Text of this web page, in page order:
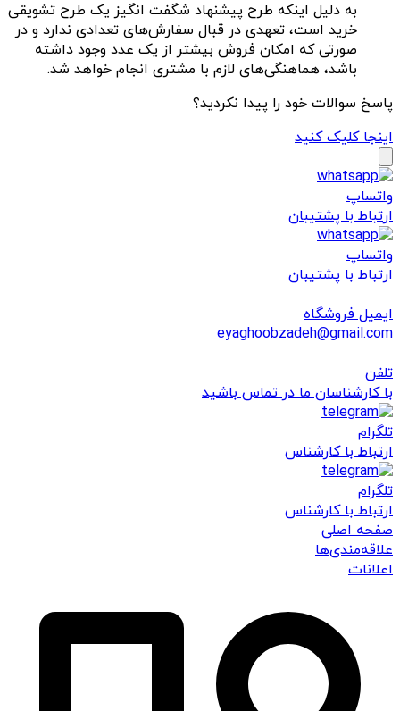
به دلیل اینکه طرح پیشنهاد شگفت انگیز یک طرح تشویقی
خرید است، تعهدی در قبال سفارش‏‌های تعدادی ندارد و در
صورتی که امکان فروش بیشتر از یک عدد وجود داشته
باشد، هماهنگی‏‌های لازم با مشتری انجام خواهد شد.
پاسخ سوالات خود را پیدا نکردید؟
اینجا کلیک کنید
واتساپ
ارتباط با پشتیبان
واتساپ
ارتباط با پشتیبان
ایمیل فروشگاه
eyaghoobzadeh@gmail.com
تلفن
با کارشناسان ما در تماس باشید
تلگرام
ارتباط با کارشناس
تلگرام
ارتباط با کارشناس
صفحه اصلی
علاقه‌مندی‌ها
اعلانات